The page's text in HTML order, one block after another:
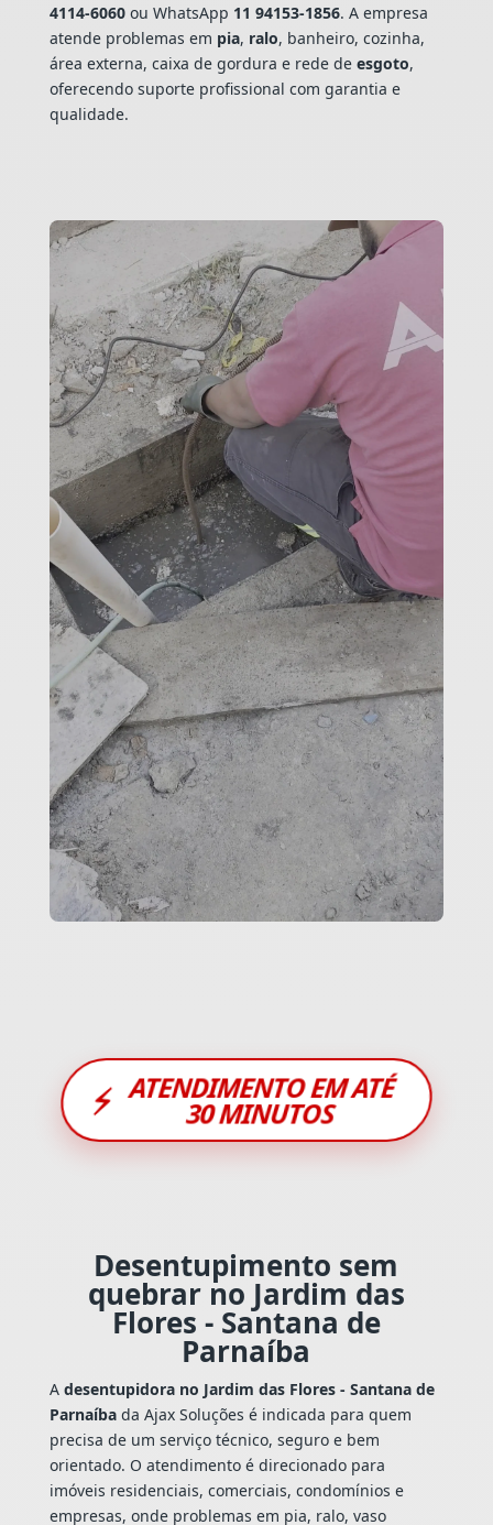
4114-6060ou WhatsApp 11 94153-1856. A empresa
atende problemas em pia, ralo, banheiro, cozinha,
área externa, caixa de gordura e rede de esgoto,
oferecendo suporte profissional com garantia e
qualidade.
⚡ ATENDIMENTO EM ATÉ
30 MINUTOS
Desentupimento sem
quebrar no Jardim das
Flores - Santana de
Parnaíba
A desentupidora no Jardim das Flores - Santana de
Parnaíbada Ajax Soluções é indicada para quem
precisa de um serviço técnico, seguro e bem
orientado. O atendimento é direcionado para
imóveis residenciais, comerciais, condomínios e
empresas, onde problemas em pia, ralo, vaso